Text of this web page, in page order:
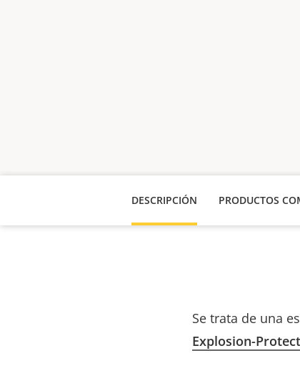
DESCRIPCIÓN PRODUCTOS
Se trata de una
Explosion-